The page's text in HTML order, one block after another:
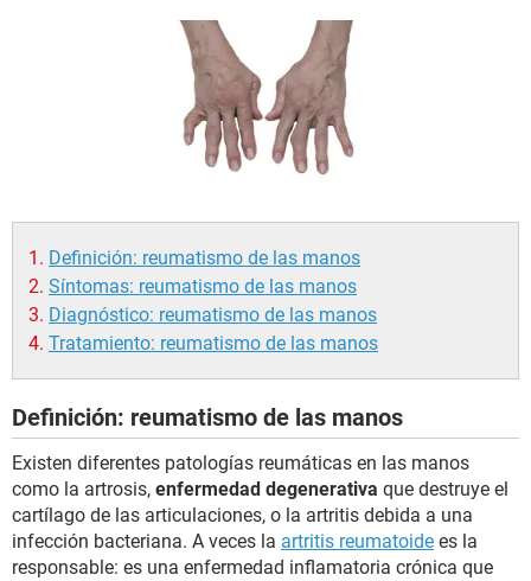
Definición: reumatismo de las manos
Síntomas: reumatismo de las manos
Diagnóstico: reumatismo de las manos
Tratamiento: reumatismo de las manos
Definición: reumatismo de las manos
Existen diferentes patologías reumáticas en las manos
como la artrosis, enfermedad degenerativa que destruye el
cartílago de las articulaciones, o la artritis debida a una
infección bacteriana. A veces la artritis reumatoide es la
responsable: es una enfermedad inflamatoria crónica que